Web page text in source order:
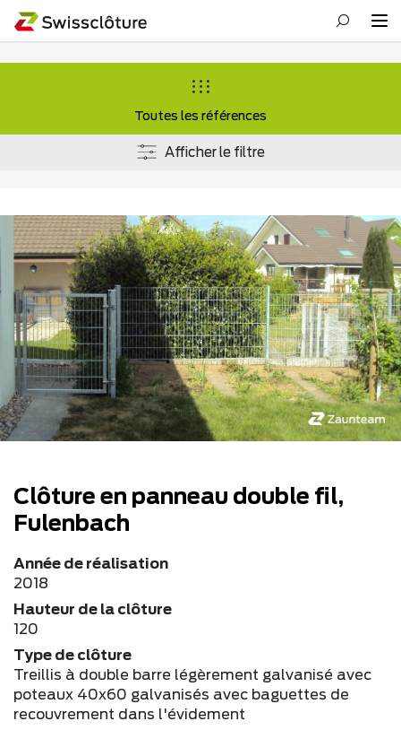
Toutes les références
Afficher le filtre
Clôture en panneau double fil,
Fulenbach
Année de réalisation
2018
Hauteur de la clôture
120
Type de clôture
Treillis à double barre légèrement galvanisé avec
poteaux 40x60 galvanisés avec baguettes de
recouvrement dans l'évidement